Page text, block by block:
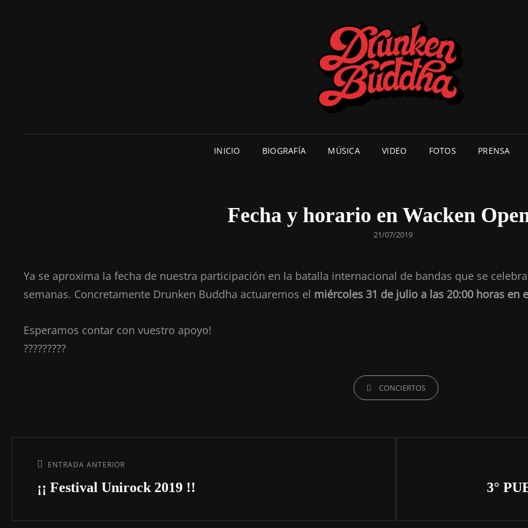
INICIO BIOGRAFÍA MÚSICA VIDEO FOTOS PRENSA
Fecha y horario en Wacken
PUBLICADO
21/07/2019
Ya se aproxima la fecha de nuestra participación en la batalla internacional de bandas que se
semanas. Concretamente Drunken Buddha actuaremos el miércoles 31 de julio a las 20:00 horas en
Esperamos contar con vuestro apoyo!
?????????
CATEGORÍASCONCIERTOS
entradas
Entrada
anterior:
ENTRADA ANTERIOR
¡¡ Festival Unirock 2019 !! 3°